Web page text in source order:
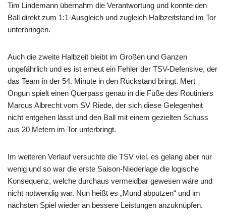
Tim Lindemann übernahm die Verantwortung und konnte den
Ball direkt zum 1:1-Ausgleich und zugleich Halbzeitstand im Tor
unterbringen.
Auch die zweite Halbzeit bleibt im Großen und Ganzen
ungefährlich und es ist erneut ein Fehler der TSV-Defensive, der
das Team in der 54. Minute in den Rückstand bringt. Mert
Ongun spielt einen Querpass genau in die Füße des Routiniers
Marcus Albrecht vom SV Riede, der sich diese Gelegenheit
nicht entgehen lässt und den Ball mit einem gezielten Schuss
aus 20 Metern im Tor unterbringt.
Im weiteren Verlauf versuchte die TSV viel, es gelang aber nur
wenig und so war die erste Saison-Niederlage die logische
Konsequenz, welche durchaus vermeidbar gewesen wäre und
nicht notwendig war. Nun heißt es „Mund abputzen“ und im
nächsten Spiel wieder an bessere Leistungen anzuknüpfen.